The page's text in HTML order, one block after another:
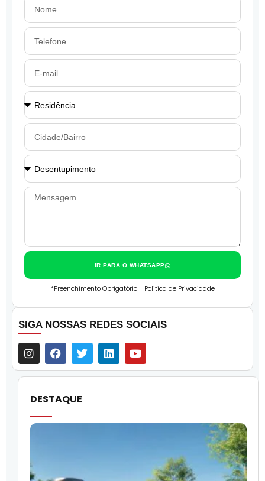
IR PARA O WHATSAPP
*Preenchimento Obrigatório | Politica de Privacidade
SIGA NOSSAS REDES SOCIAIS
DESTAQUE